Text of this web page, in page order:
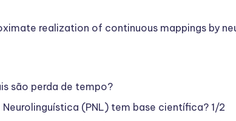
realization of continuous mappings by
são perda de tempo?
(PNL) tem base científica? 1/2